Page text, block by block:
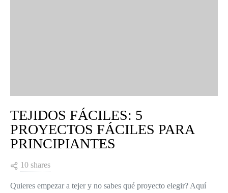
TEJIDOS FÁCILES: 5
PROYECTOS FÁCILES PARA
PRINCIPIANTES
10 shares
Quieres empezar a tejer y no sabes qué proyecto elegir? Aquí